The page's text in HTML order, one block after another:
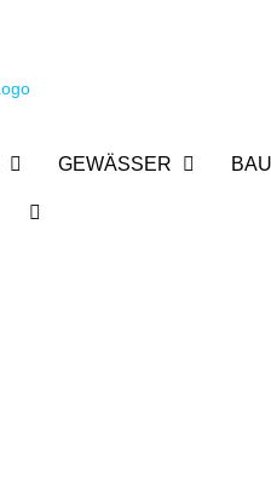
GEWÄSSER